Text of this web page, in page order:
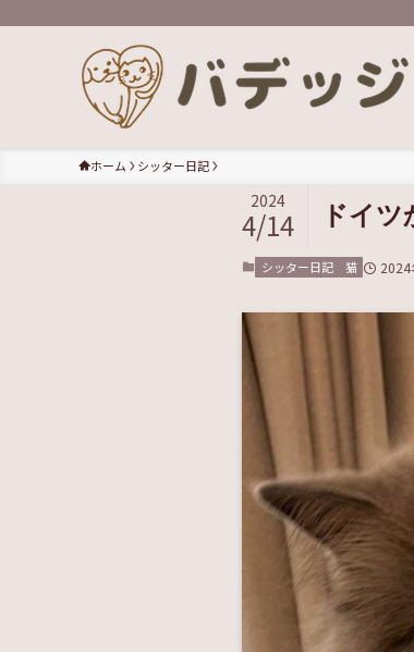
ホーム シッター日記
ドイ
2024
4/14
シッター日記 猫 2024